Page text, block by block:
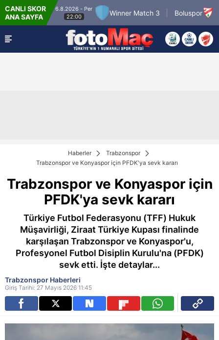
CANLI SKOR
ANA SAYFA
Match 2
6.8.2026 - Per
22:00
Winner Match 3 Boluspor
Haberler
Trabzonspor
Trabzonspor ve Konyaspor için PFDK'ya sevk kararı
Trabzonspor ve Konyaspor için
PFDK'ya sevk kararı
Türkiye Futbol Federasyonu (TFF) Hukuk
Müşavirliği, Ziraat Türkiye Kupası finalinde
karşılaşan Trabzonspor ve Konyaspor'u,
Profesyonel Futbol Disiplin Kurulu'na (PFDK)
sevk etti. İşte detaylar...
Trabzonspor Haberleri
Giriş Tarihi: 27 Mayıs 2026 11:45